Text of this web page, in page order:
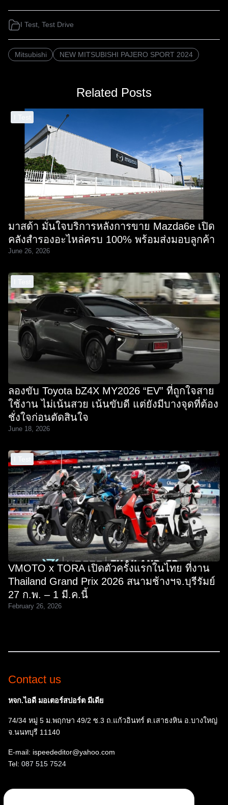
I Test, Test Drive
Mitsubishi NEW MITSUBISHI PAJERO SPORT 2024
Related Posts
I Test
มาสด้า มั่นใจบริการหลังการขาย Mazda6e เปิด
คลังสำรองอะไหล่ครบ 100% พร้อมส่งมอบลูกค้า
June 26, 2026
I Test
ลองขับ Toyota bZ4X MY2026 “EV” ที่ถูกใจสาย
ใช้งาน ไม่เน้นสวย เน้นขับดี แต่ยังมีบางจุดที่ต้อง
ชั่งใจก่อนตัดสินใจ
June 18, 2026
I Test
VMOTO x TORA เปิดตัวครั้งแรกในไทย ที่งาน
Thailand Grand Prix 2026 สนามช้างฯจ.บุรีรัมย์
27 ก.พ. – 1 มี.ค.นี้
February 26, 2026
Contact us
หจก.ไอดี มอเตอร์สปอร์ต มีเดีย
74/34 หมู่ 5 ม.พฤกษา 49/2 ซ.3 ถ.แก้วอินทร์ ต.เสาธงหิน อ.บางใหญ่
จ.นนทบุรี 11140
E-mail: ispeededitor@yahoo.com
Tel: 087 515 7524